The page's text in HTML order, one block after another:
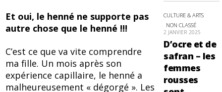
Et oui, le henné ne supporte pas
autre chose que le henné !!!
C’est ce que va vite comprendre
ma fille. Un mois après son
expérience capillaire, le henné a
malheureusement « dégorgé ». Les
CULTURE & ARTS
NON CLASSÉ
2 JANVIER 2025
D’ocre et de
safran – les
femmes
rousses